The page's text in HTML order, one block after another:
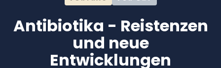
Antibiotika - Reistenzen
und neue
Entwicklungen